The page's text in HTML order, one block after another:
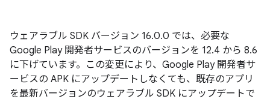
ウェアラブル SDK バージョン 16.0.0 では、必要な
Google Play 開発者サービスのバージョンを 12.4 から 8.6
に下げています。この変更により、Google Play 開発者サ
ービスの APK にアップデートしなくても、既存のアプリ
を最新バージョンのウェアラブル SDK にアップデートで